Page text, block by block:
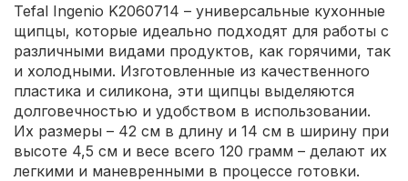
Tefal Ingenio K2060714 – универсальные кухонные
щипцы, которые идеально подходят для работы с
различными видами продуктов, как горячими, так
и холодными. Изготовленные из качественного
пластика и силикона, эти щипцы выделяются
долговечностью и удобством в использовании.
Их размеры – 42 см в длину и 14 см в ширину при
высоте 4,5 см и весе всего 120 грамм – делают их
легкими и маневренными в процессе готовки.